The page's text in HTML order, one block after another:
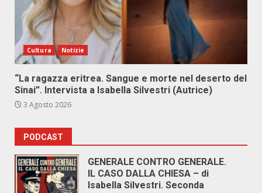
Cultura Notizie
“La ragazza eritrea. Sangue e morte nel deserto del
Sinai”. Intervista a Isabella Silvestri (Autrice)
3 Agosto 2026
PODCAST
GENERALE CONTRO GENERALE.
IL CASO DALLA CHIESA – di
Isabella Silvestri. Seconda